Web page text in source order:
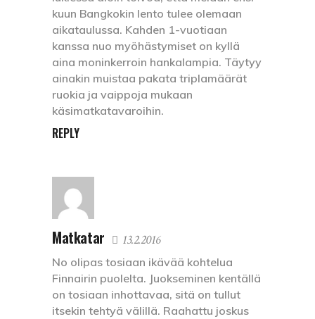
kuun Bangkokin lento tulee olemaan
aikataulussa. Kahden 1-vuotiaan
kanssa nuo myöhästymiset on kyllä
aina moninkerroin hankalampia. Täytyy
ainakin muistaa pakata triplamäärät
ruokia ja vaippoja mukaan
käsimatkatavaroihin.
REPLY
Matkatar 13.2.2016
No olipas tosiaan ikävää kohtelua
Finnairin puolelta. Juokseminen kentällä
on tosiaan inhottavaa, sitä on tullut
itsekin tehtyä välillä. Raahattu joskus